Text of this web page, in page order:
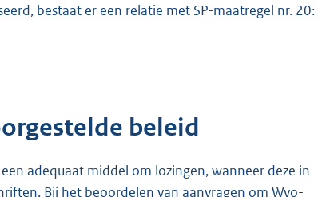
bestaat er een relatie met SP-maatregel nr. 20:
beleid
adequaat middel om lozingen, wanneer deze in
Bij het beoordelen van aanvragen om Wvo-